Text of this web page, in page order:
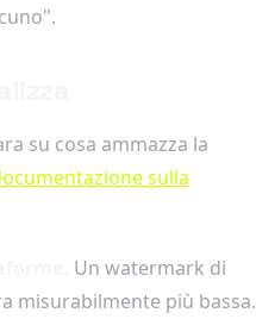
su cosa ammazza la
sulla
Un watermark di
misurabilmente più bassa.